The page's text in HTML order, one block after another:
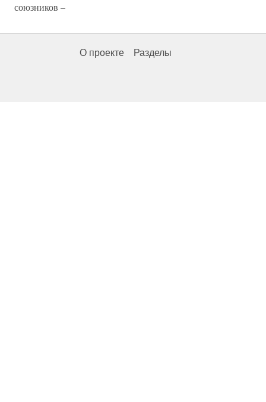
союзников –
О проекте Разделы